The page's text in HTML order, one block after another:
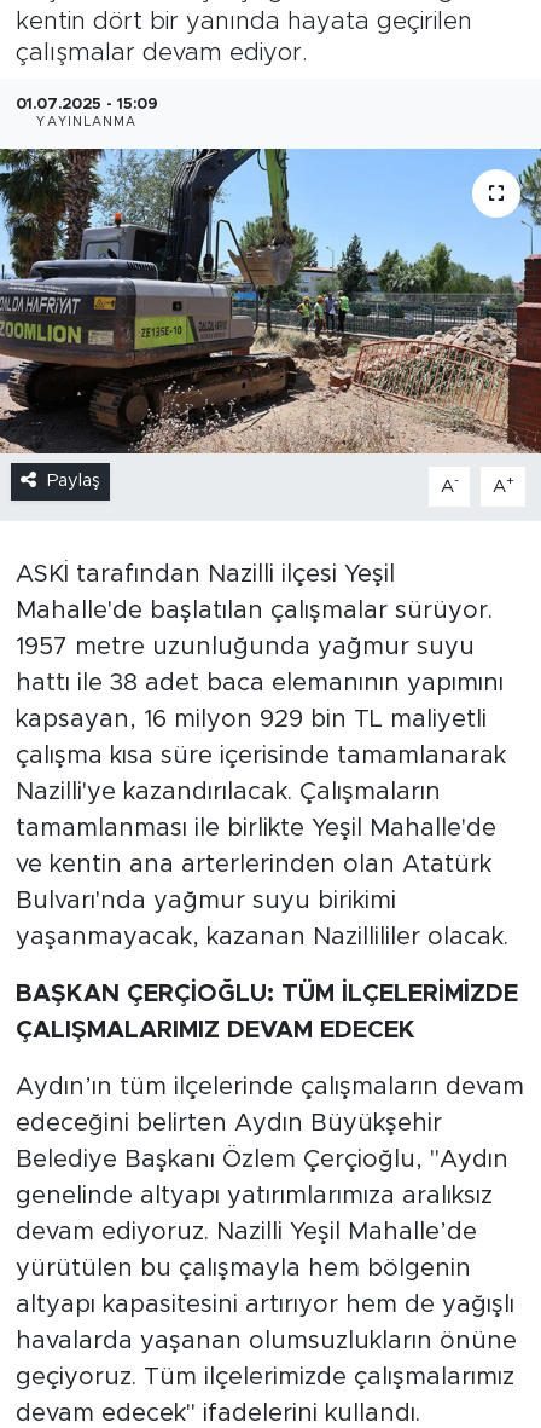
kentin dört bir yanında hayata geçirilen
çalışmalar devam ediyor.
01.07.2025 - 15:09
YAYINLANMA
Paylaş A- A+
ASKİ tarafından Nazilli ilçesi Yeşil
Mahalle'de başlatılan çalışmalar sürüyor.
1957 metre uzunluğunda yağmur suyu
hattı ile 38 adet baca elemanının yapımını
kapsayan, 16 milyon 929 bin TL maliyetli
çalışma kısa süre içerisinde tamamlanarak
Nazilli'ye kazandırılacak. Çalışmaların
tamamlanması ile birlikte Yeşil Mahalle'de
ve kentin ana arterlerinden olan Atatürk
Bulvarı'nda yağmur suyu birikimi
yaşanmayacak, kazanan Nazillililer olacak.
BAŞKAN ÇERÇİOĞLU: TÜM İLÇELERİMİZDE
ÇALIŞMALARIMIZ DEVAM EDECEK
Aydın’ın tüm ilçelerinde çalışmaların devam
edeceğini belirten Aydın Büyükşehir
Belediye Başkanı Özlem Çerçioğlu, "Aydın
genelinde altyapı yatırımlarımıza aralıksız
devam ediyoruz. Nazilli Yeşil Mahalle’de
yürütülen bu çalışmayla hem bölgenin
altyapı kapasitesini artırıyor hem de yağışlı
havalarda yaşanan olumsuzlukların önüne
geçiyoruz. Tüm ilçelerimizde çalışmalarımız
devam edecek" ifadelerini kullandı.